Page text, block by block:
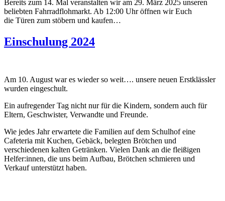
Bereits zum 14. Mal veranstalten wir am 29. März 2025 unseren
beliebten Fahrradflohmarkt. Ab 12:00 Uhr öffnen wir Euch
die Türen zum stöbern und kaufen…
Einschulung 2024
Am 10. August war es wieder so weit…. unsere neuen Erstklässler
wurden eingeschult.
Ein aufregender Tag nicht nur für die Kindern, sondern auch für
Eltern, Geschwister, Verwandte und Freunde.
Wie jedes Jahr erwartete die Familien auf dem Schulhof eine
Cafeteria mit Kuchen, Gebäck, belegten Brötchen und
verschiedenen kalten Getränken. Vielen Dank an die fleißigen
Helfer:innen, die uns beim Aufbau, Brötchen schmieren und
Verkauf unterstützt haben.